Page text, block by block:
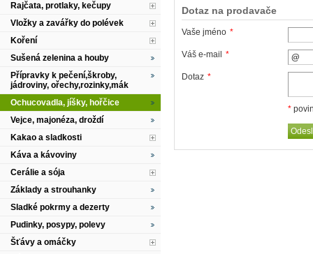
Dotaz na prodavače
Vaše jméno *
Váš e-mail *
Dotaz *
*
Rajčata, protlaky, kečupy
Vložky a zavářky do polévek
Koření
Sušená zelenina a houby
Přípravky k pečení,škroby,
jádroviny, ořechy,rozinky,mák
Ochucovadla, jíšky, hořčice
Vejce, majonéza, droždí
Kakao a sladkosti
Káva a kávoviny
Cerálie a sója
Základy a strouhanky
Sladké pokrmy a dezerty
Pudinky, posypy, polevy
Šťávy a omáčky